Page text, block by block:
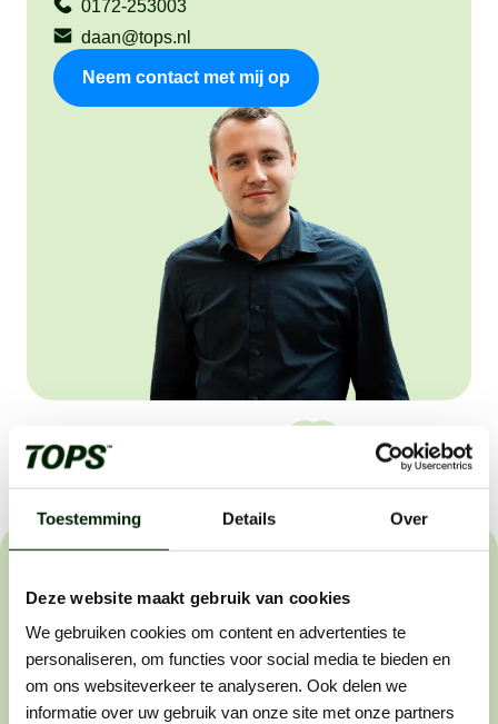
Toestemming Details Over
Deze website maakt gebruik van cookies
We gebruiken cookies om content en advertenties te
personaliseren, om functies voor social media te bieden en
om ons websiteverkeer te analyseren. Ook delen we
informatie over uw gebruik van onze site met onze partners
0172-253003
daan@tops.nl
Neem contact met mij op
Het sollicitatieproces
Wij helpen buitenwerkers om de beste in hun vakgebied
te worden. Dat werkt als volgt: